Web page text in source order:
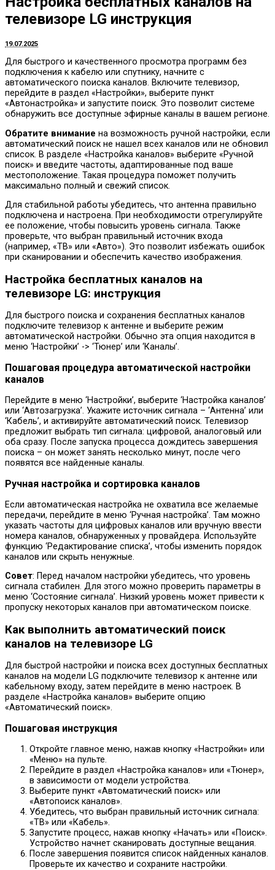
телевизоре LG инструкция
19.07.2025
Для быстрого и качественного просмотра программ без
подключения к кабелю или спутнику, начните с
автоматического поиска каналов. Включите телевизор,
перейдите в раздел «Настройки», выберите пункт
«Автонастройка» и запустите поиск. Это позволит системе
обнаружить все доступные эфирные каналы в вашем регионе.
Обратите внимание на возможность ручной настройки, если
автоматический поиск не нашел всех каналов или не обновил
список. В разделе «Настройка каналов» выберите «Ручной
поиск» и введите частоты, адаптированные под ваше
местоположение. Такая процедура поможет получить
максимально полный и свежий список.
Для стабильной работы убедитесь, что антенна правильно
подключена и настроена. При необходимости отрегулируйте
ее положение, чтобы повысить уровень сигнала. Также
проверьте, что выбран правильный источник входа
(например, «ТВ» или «Авто»). Это позволит избежать ошибок
при сканировании и обеспечить качество изображения.
Настройка бесплатных каналов на
телевизоре LG: инструкция
Для быстрого поиска и сохранения бесплатных каналов
подключите телевизор к антенне и выберите режим
автоматической настройки. Обычно эта опция находится в
меню ‘Настройки’ -> ‘Тюнер’ или ‘Каналы’.
Пошаговая процедура автоматической настройки
каналов
Перейдите в меню ‘Настройки’, выберите ‘Настройка каналов’
или ‘Автозагрузка’. Укажите источник сигнала – ‘Антенна’ или
‘Кабель’, и активируйте автоматический поиск. Телевизор
предложит выбрать тип сигнала: цифровой, аналоговый или
оба сразу. После запуска процесса дождитесь завершения
поиска – он может занять несколько минут, после чего
появятся все найденные каналы.
Ручная настройка и сортировка каналов
Если автоматическая настройка не охватила все желаемые
передачи, перейдите в меню ‘Ручная настройка’. Там можно
указать частоты для цифровых каналов или вручную ввести
номера каналов, обнаруженных у провайдера. Используйте
функцию ‘Редактирование списка’, чтобы изменить порядок
каналов или скрыть ненужные.
Совет: Перед началом настройки убедитесь, что уровень
сигнала стабилен. Для этого можно проверить параметры в
меню ‘Состояние сигнала’. Низкий уровень может привести к
пропуску некоторых каналов при автоматическом поиске.
Как выполнить автоматический поиск
каналов на телевизоре LG
Для быстрой настройки и поиска всех доступных бесплатных
каналов на модели LG подключите телевизор к антенне или
кабельному входу, затем перейдите в меню настроек. В
разделе «Настройка каналов» выберите опцию
«Автоматический поиск».
Пошаговая инструкция
Откройте главное меню, нажав кнопку «Настройки» или
«Меню» на пульте.
Перейдите в раздел «Настройка каналов» или «Тюнер»,
в зависимости от модели устройства.
Выберите пункт «Автоматический поиск» или
«Автопоиск каналов».
Убедитесь, что выбран правильный источник сигнала:
«ТВ» или «Кабель».
Запустите процесс, нажав кнопку «Начать» или «Поиск».
Устройство начнет сканировать доступные вещания.
После завершения появится список найденных каналов.
Проверьте их качество и сохраните настройки.